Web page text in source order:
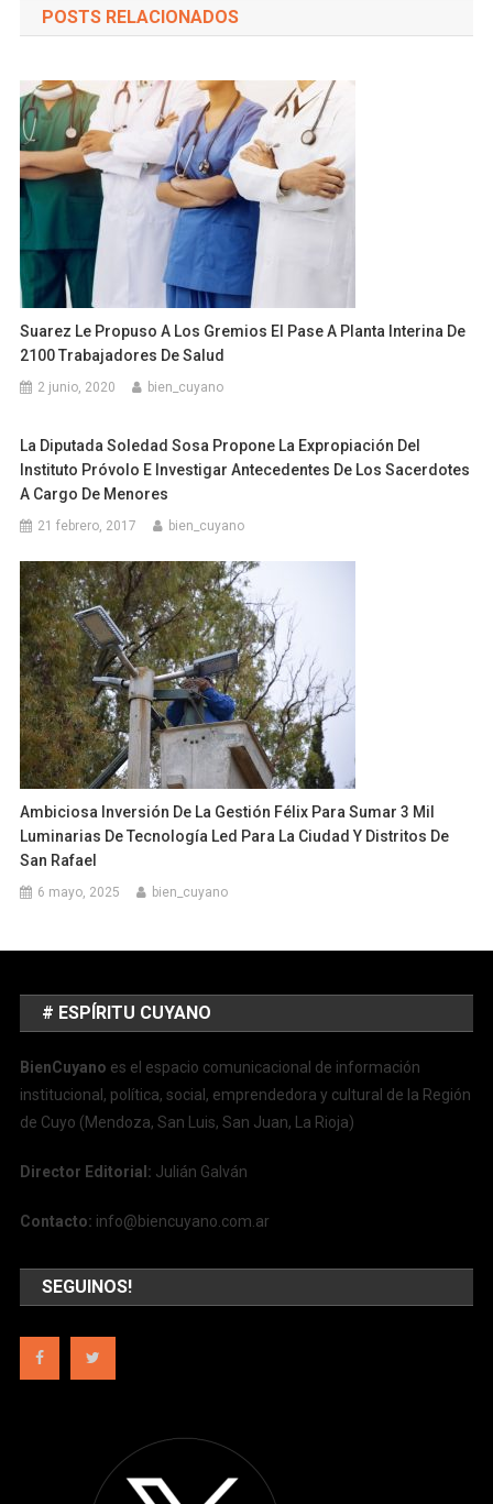
POSTS RELACIONADOS
Suarez Le Propuso A Los Gremios El Pase A Planta Interina De
2100 Trabajadores De Salud
2 junio, 2020 bien_cuyano
La Diputada Soledad Sosa Propone La Expropiación Del
Instituto Próvolo E Investigar Antecedentes De Los Sacerdotes
A Cargo De Menores
21 febrero, 2017 bien_cuyano
Ambiciosa Inversión De La Gestión Félix Para Sumar 3 Mil
Luminarias De Tecnología Led Para La Ciudad Y Distritos De
San Rafael
6 mayo, 2025 bien_cuyano
# ESPÍRITU CUYANO
BienCuyano es el espacio comunicacional de información
institucional, política, social, emprendedora y cultural de la Región
de Cuyo (Mendoza, San Luis, San Juan, La Rioja)
Director Editorial: Julián Galván
Contacto: info@biencuyano.com.ar
SEGUINOS!